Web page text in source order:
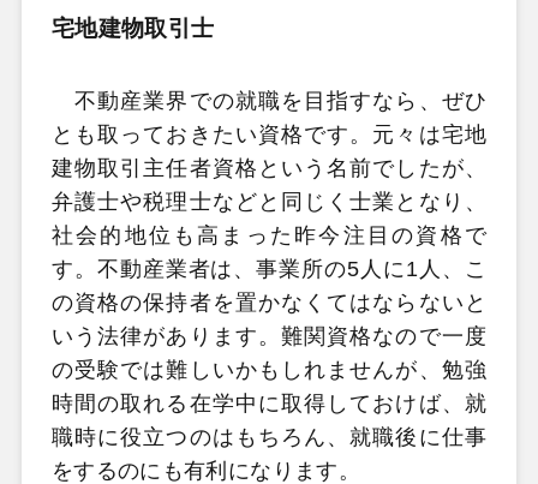
宅地建物取引士
不動産業界での就職を目指すなら、ぜひ
とも取っておきたい資格です。元々は宅地
建物取引主任者資格という名前でしたが、
弁護士や税理士などと同じく士業となり、
社会的地位も高まった昨今注目の資格で
す。不動産業者は、事業所の5人に1人、こ
の資格の保持者を置かなくてはならないと
いう法律があります。難関資格なので一度
の受験では難しいかもしれませんが、勉強
時間の取れる在学中に取得しておけば、就
職時に役立つのはもちろん、就職後に仕事
をするのにも有利になります。